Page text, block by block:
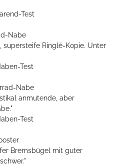
Test
Nabe
supersteife Ringlé-Kopie. Unter
Test
Nabe
anmutende, aber
Test
Bremsbügel mit guter